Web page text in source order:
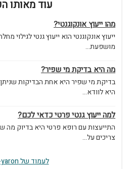
עוד מאותו
מהו ייעוץ אונקוגנטי?
ייעוץ אונקוגנטי הוא ייעוץ גנטי
מושפעת...
מה היא בדיקת מי שפיר?
בדיקת מי שפיר היא אחת הבדיקות
היא לוודא...
למה ייעוץ גנטי פרטי כדאי לכם?
התייעצות עם רופא פרטי היא בדיוק מה
צריכים על...
לעמוד של prof-yaron